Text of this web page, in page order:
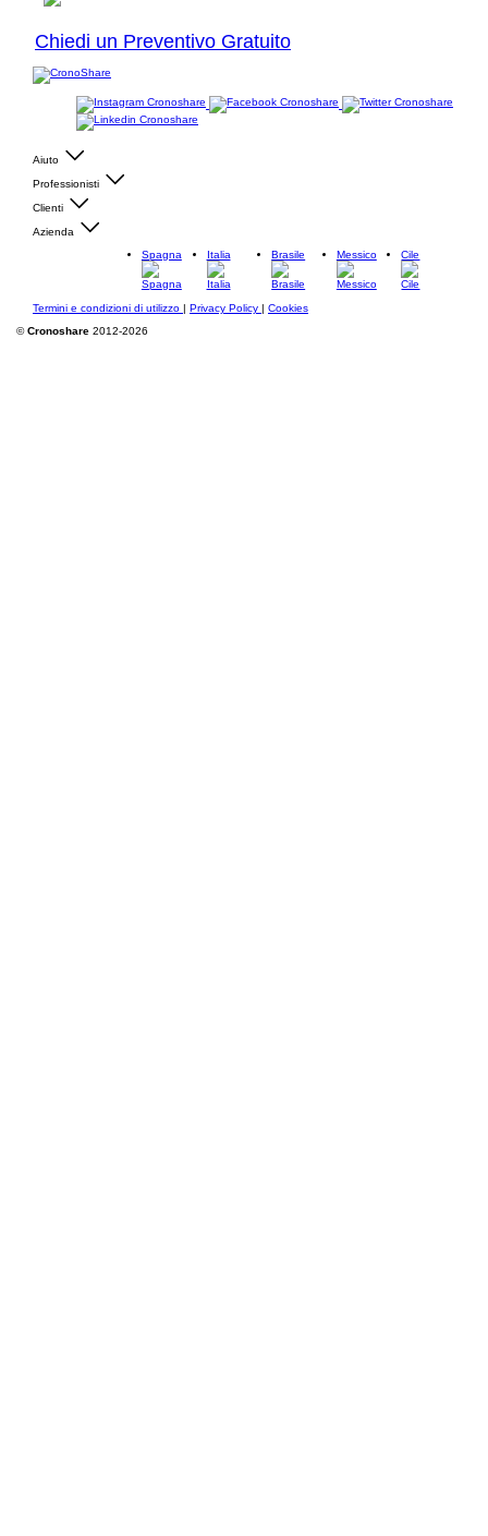
Chiedi un Preventivo Gratuito
Aiuto
Professionisti
Clienti
Azienda
Spagna
Italia Brasile Messico Cile
Termini e condizioni di utilizzo | Privacy Policy | Cookies
©Cronoshare 2012-2026